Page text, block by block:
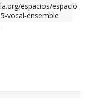
espacios/espacio-
vocal-ensemble